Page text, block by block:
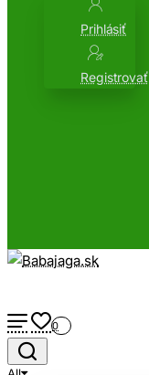
Prihlásiť
Registrovať
0